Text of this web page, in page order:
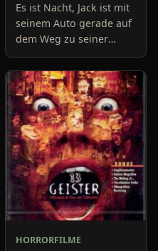
Es ist Nacht, Jack ist mit
seinem Auto gerade auf
dem Weg zu seiner
Freundin, um diese
abzuholen. Die Uhr im
Auto springt auf 11:14h,
genau in dem Moment
fäll
HORRORFILME